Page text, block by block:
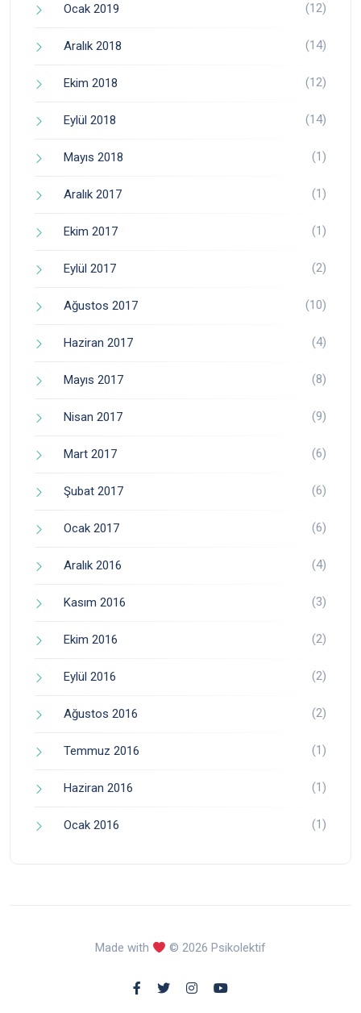
Ocak 2019 (12)
Aralık 2018 (14)
Ekim 2018 (12)
Eylül 2018 (14)
Mayıs 2018 (1)
Aralık 2017 (1)
Ekim 2017 (1)
Eylül 2017 (2)
Ağustos 2017 (10)
Haziran 2017 (4)
Mayıs 2017 (8)
Nisan 2017 (9)
Mart 2017 (6)
Şubat 2017 (6)
Ocak 2017 (6)
Aralık 2016 (4)
Kasım 2016 (3)
Ekim 2016 (2)
Eylül 2016 (2)
Ağustos 2016 (2)
Temmuz 2016 (1)
Haziran 2016 (1)
Ocak 2016 (1)
Made with © 2026 Psikolektif